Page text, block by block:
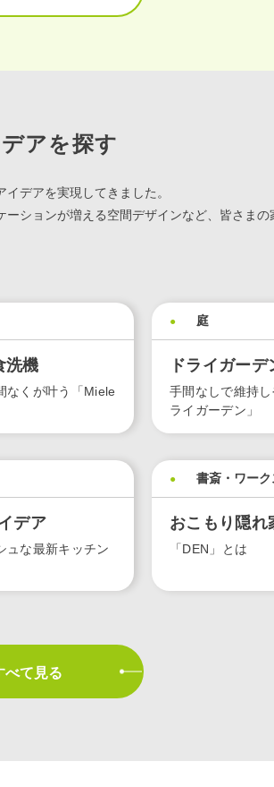
アを探す
デアを実現してきました。
ションが増える空間デザインなど、皆さま
洗機
なくが叶う「Miele
庭
ドライガーデ
手間なしで維持
ライガーデン」
デア
ュな最新キッチン
書斎・ワーク
おこもり隠れ
「DEN」とは
べて見る